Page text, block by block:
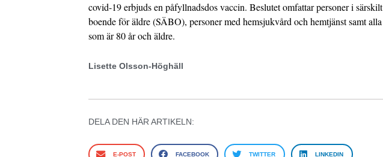
covid-19 erbjuds en påfyllnadsdos vaccin. Beslutet omfattar personer i särskilt
boende för äldre (SÄBO), personer med hemsjukvård och hemtjänst samt alla
som är 80 år och äldre.
Lisette Olsson-Höghäll
DELA DEN HÄR ARTIKELN:
E-POST FACEBOOK TWITTER LINKEDIN